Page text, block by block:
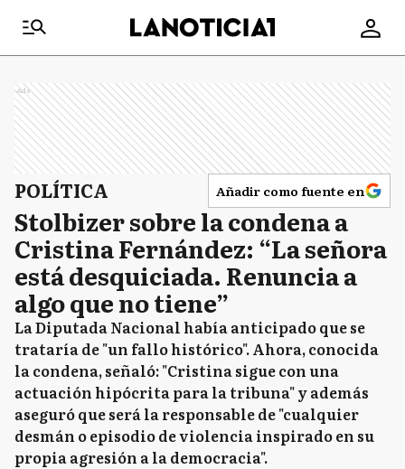
Ads
POLÍTICA Añadir como fuente en
Stolbizer sobre la condena a
Cristina Fernández: “La señora
está desquiciada. Renuncia a
algo que no tiene”
La Diputada Nacional había anticipado que se
trataría de "un fallo histórico". Ahora, conocida
la condena, señaló: "Cristina sigue con una
actuación hipócrita para la tribuna" y además
aseguró que será la responsable de "cualquier
desmán o episodio de violencia inspirado en su
propia agresión a la democracia".